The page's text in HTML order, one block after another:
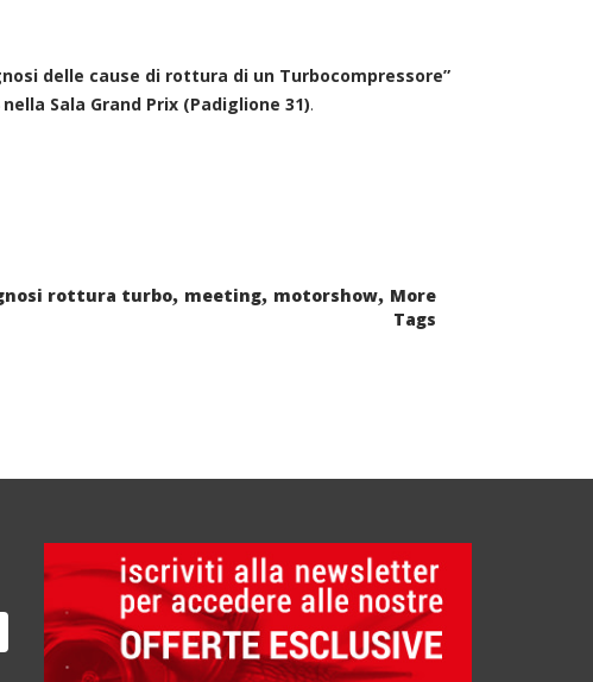
delle cause di rottura di un Turbocompressore”
Sala Grand Prix (Padiglione 31).
rottura turbo, meeting, motorshow, More
Tags